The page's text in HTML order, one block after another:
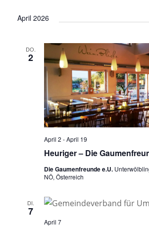
April 2026
DO.
2
Heuriger – Die
April 2 -April 19
Die Gaumenfreunde e.U.
NÖ, Österreich
DI.
7
April 7